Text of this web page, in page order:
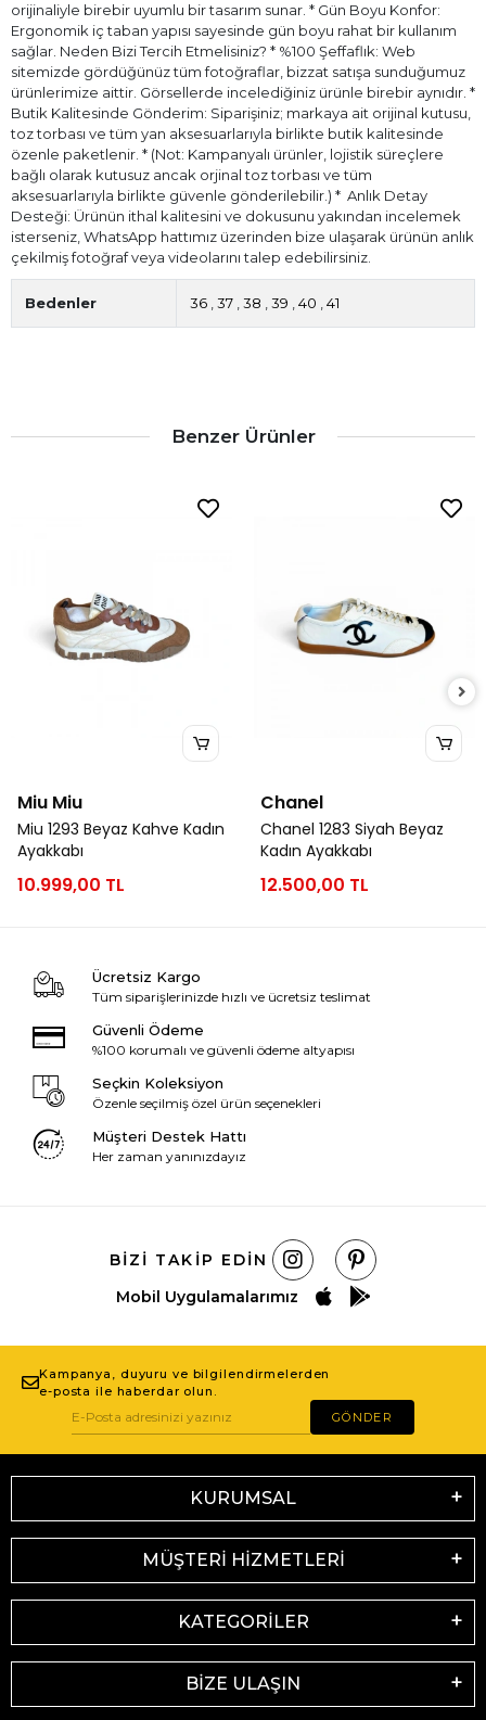
orijinaliyle birebir uyumlu bir tasarım sunar. * Gün Boyu Konfor:
Ergonomik iç taban yapısı sayesinde gün boyu rahat bir kullanım
sağlar. Neden Bizi Tercih Etmelisiniz? * %100 Şeffaflık: Web
sitemizde gördüğünüz tüm fotoğraflar, bizzat satışa sunduğumuz
ürünlerimize aittir. Görsellerde incelediğiniz ürünle birebir aynıdır. *
Butik Kalitesinde Gönderim: Siparişiniz; markaya ait orijinal kutusu,
toz torbası ve tüm yan aksesuarlarıyla birlikte butik kalitesinde
özenle paketlenir. * (Not: Kampanyalı ürünler, lojistik süreçlere
bağlı olarak kutusuz ancak orjinal toz torbası ve tüm
aksesuarlarıyla birlikte güvenle gönderilebilir.) * ⁠ Anlık Detay
Desteği: Ürünün ithal kalitesini ve dokusunu yakından incelemek
isterseniz, WhatsApp hattımız üzerinden bize ulaşarak ürünün anlık
çekilmiş fotoğraf veya videolarını talep edebilirsiniz.
Bedenler 36 37 38 39 40 41
Benzer Ürünler
Miu Miu
Miu 1293 Beyaz Kahve Kadın
Ayakkabı
10.999,00 TL
Chanel
Chanel 1283 Siyah Beyaz
Kadın Ayakkabı
12.500,00 TL
Ücretsiz Kargo
Tüm siparişlerinizde hızlı ve ücretsiz teslimat
Güvenli Ödeme
%100 korumalı ve güvenli ödeme altyapısı
Seçkin Koleksiyon
Özenle seçilmiş özel ürün seçenekleri
Müşteri Destek Hattı
Her zaman yanınızdayız
BIZI TAKIP EDIN
Mobil Uygulamalarımız
Kampanya, duyuru ve bilgilendirmelerden
e-posta ile haberdar olun.
GÖNDER
KURUMSAL
MÜŞTERİ HİZMETLERİ
KATEGORİLER
BİZE ULAŞIN